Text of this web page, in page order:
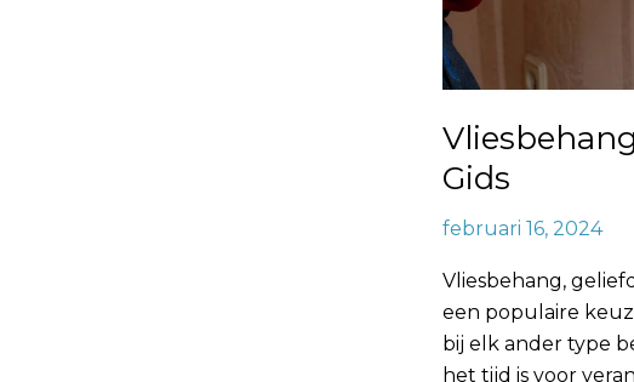
Gids
februari 16, 2024
Vliesbehang,
een populaire
bij elk ander type
het tijd is voor